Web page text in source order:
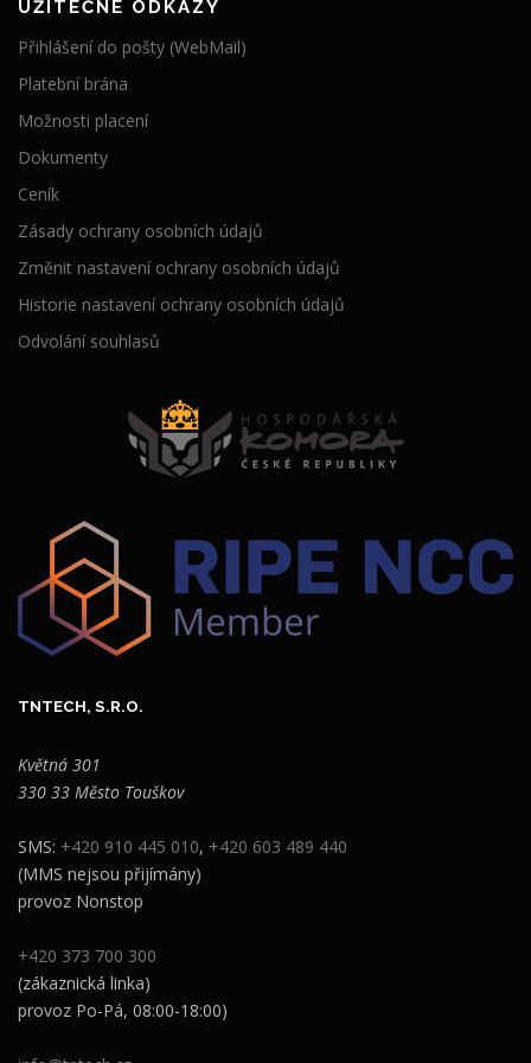
UŽITEČNÉ ODKAZY
Přihlášení do pošty (WebMail)
Platební brána
Možnosti placení
Dokumenty
Ceník
Zásady ochrany osobních údajů
Změnit nastavení ochrany osobních údajů
Historie nastavení ochrany osobních údajů
Odvolání souhlasů
TNTECH, S.R.O.
Květná 301
330 33 Město Touškov
SMS: +420 910 445 010, +420 603 489 440
(MMS nejsou přijímány)
provoz Nonstop
+420 373 700 300
(zákaznická linka)
provoz Po-Pá, 08:00-18:00)